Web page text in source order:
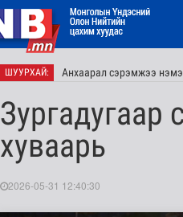
ШУУРХАЙ: Анхаарал сэрэмжээ
хуваарь
2026-05-31 12:40:30